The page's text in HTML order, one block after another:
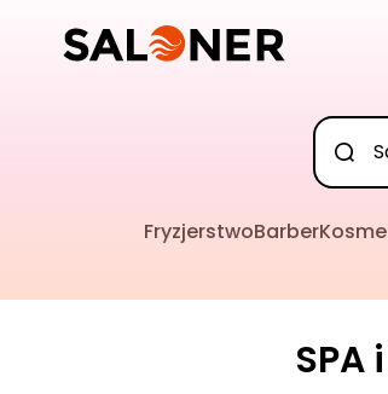
FryzjerstwoBarber
SPA